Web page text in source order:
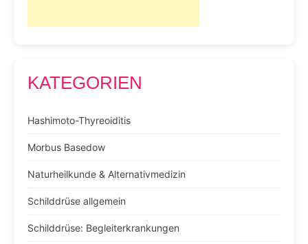
KATEGORIEN
Hashimoto-Thyreoiditis
Morbus Basedow
Naturheilkunde & Alternativmedizin
Schilddrüse allgemein
Schilddrüse: Begleiterkrankungen